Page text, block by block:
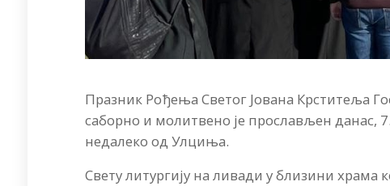
Празник Рођења Светог Јована Крститеља
саборно и молитвено је прослављен данас,
недалеко од Улциња.
Свету литургију на ливади у близини храма